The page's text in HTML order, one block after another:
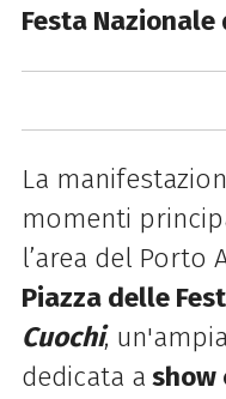
Festa Nazionale
La
momenti
l’area del Porto
Piazza delle
Cuochi,
dedicata a show